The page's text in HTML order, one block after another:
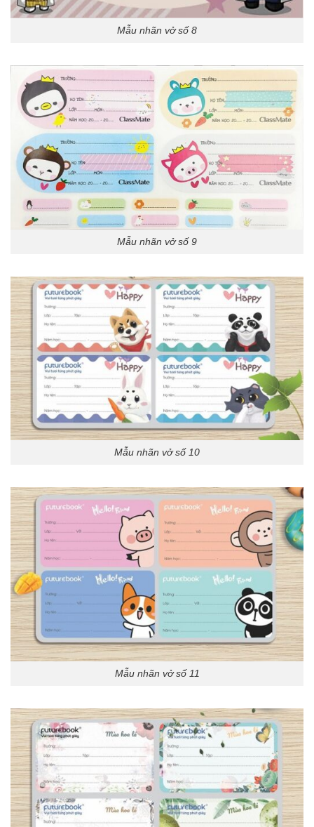
Mẫu nhãn vở số 8
Mẫu nhãn vở số 9
Mẫu nhãn vở số 10
Mẫu nhãn vở số 11